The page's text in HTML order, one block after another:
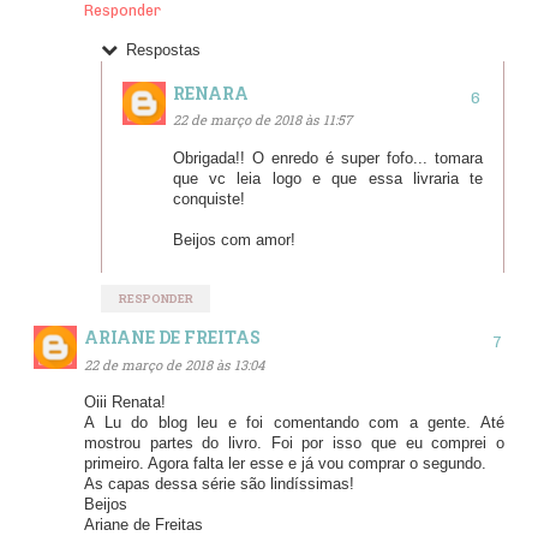
Responder
Respostas
RENARA
22 de março de 2018 às 11:57
Obrigada!! O enredo é super fofo... tomara
que vc leia logo e que essa livraria te
conquiste!
Beijos com amor!
RESPONDER
ARIANE DE FREITAS
22 de março de 2018 às 13:04
Oiii Renata!
A Lu do blog leu e foi comentando com a gente. Até
mostrou partes do livro. Foi por isso que eu comprei o
primeiro. Agora falta ler esse e já vou comprar o segundo.
As capas dessa série são lindíssimas!
Beijos
Ariane de Freitas